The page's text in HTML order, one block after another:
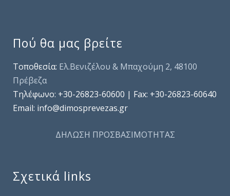
Πού θα μας βρείτε
Τοποθεσία: Ελ.Βενιζέλου & Μπαχούμη 2, 48100
Πρέβεζα
Τηλέφωνo: +30-26823-60600 | Fax: +30-26823-60640
Email: info@dimosprevezas.gr
ΔΗΛΩΣΗ ΠΡΟΣΒΑΣΙΜΟΤΗΤΑΣ
Σχετικά links